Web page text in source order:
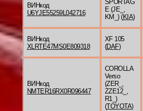
ВИНкод
U6YJE55259L042716
SPORTAG
E (JE_,
KM_) (KIA)
ВИНкод
XLRTE47MS0E809318
XF 105
(DAF)
ВИНкод
NMTER16RX0R096447
COROLLA
Verso
(ZER_,
ZZE12_,
R1_)
(TOYOTA)